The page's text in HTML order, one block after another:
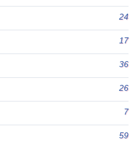
24
17
36
26
7
59